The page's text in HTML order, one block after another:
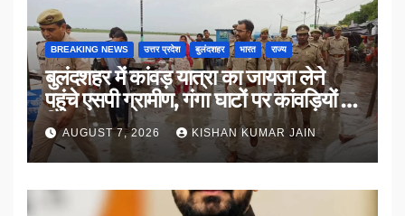
BREAKING NEWS उत्तर प्रदेश बुलंदशहर भारत राज्य
बुलंदशहर में कांवड़ यात्रा का जायजा लेने
पहुंचे एसपी ग्रामीण, गंगा घाटों पर कांवड़ियों से
किया संवाद
AUGUST 7, 2026 KISHAN KUMAR JAIN